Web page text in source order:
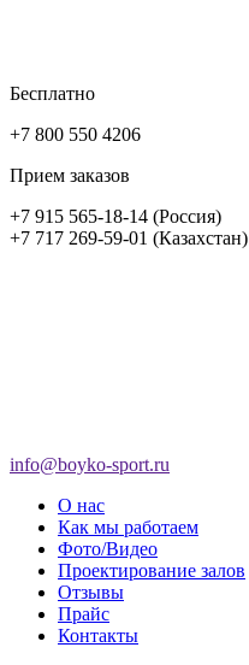
Бесплатно
+7 800 550 4206
Прием заказов
+7 915 565-18-14 (Россия)
+7 717 269-59-01 (Казахстан)
info@boyko-sport.ru
О нас
Как мы работаем
Фото/Видео
Проектирование залов
Отзывы
Прайс
Контакты